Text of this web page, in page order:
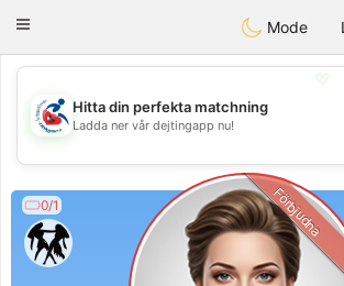
Handi Space
Toggle
Mode
💖
💕
Hitta din perfekta matchning
Ladda ner vår dejtingapp nu!
0/1 Förbjudna